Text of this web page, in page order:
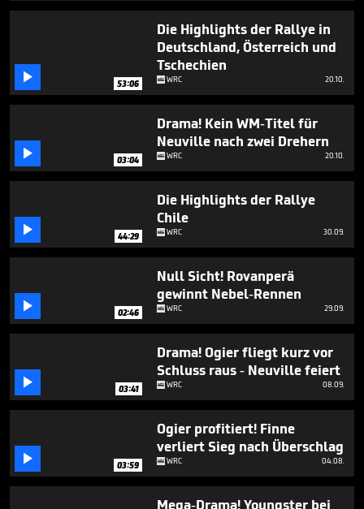
2
 53:06
Die Highlights der Rallye in
Deutschland, Österreich und
Tschechien
WRC 20.10.
 03:04
Drama! Kein WM-Titel für
Neuville nach zwei Drehern
WRC 20.10.
 44:29
Die Highlights der Rallye
Chile
WRC 30.09.
 02:46
Null Sicht! Rovanperä
gewinnt Nebel-Rennen
WRC 29.09.
 03:41
Drama! Ogier fliegt kurz vor
Schluss raus - Neuville feiert
WRC 08.09.
 03:59
Ogier profitiert! Finne
verliert Sieg nach Überschlag
WRC 04.08.
Mega-Drama! Youngster bei